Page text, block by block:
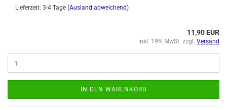
Lieferzeit: 3-4 Tage (Ausland abweichend)
11,90 EUR
inkl. 19% MwSt. zzgl. Versand
IN DEN WARENKORB